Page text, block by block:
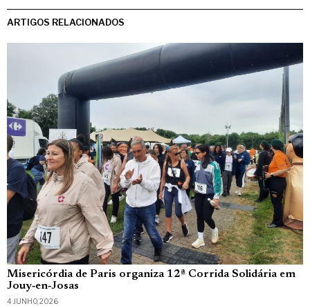
ARTIGOS RELACIONADOS
Misericórdia de Paris organiza 12ª Corrida Solidária em
Jouy‑en‑Josas
4 JUNHO, 2026